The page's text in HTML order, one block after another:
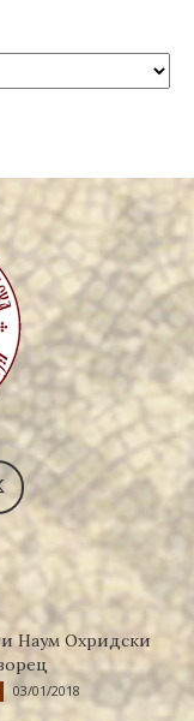
Наум Охридски
03/01/2018